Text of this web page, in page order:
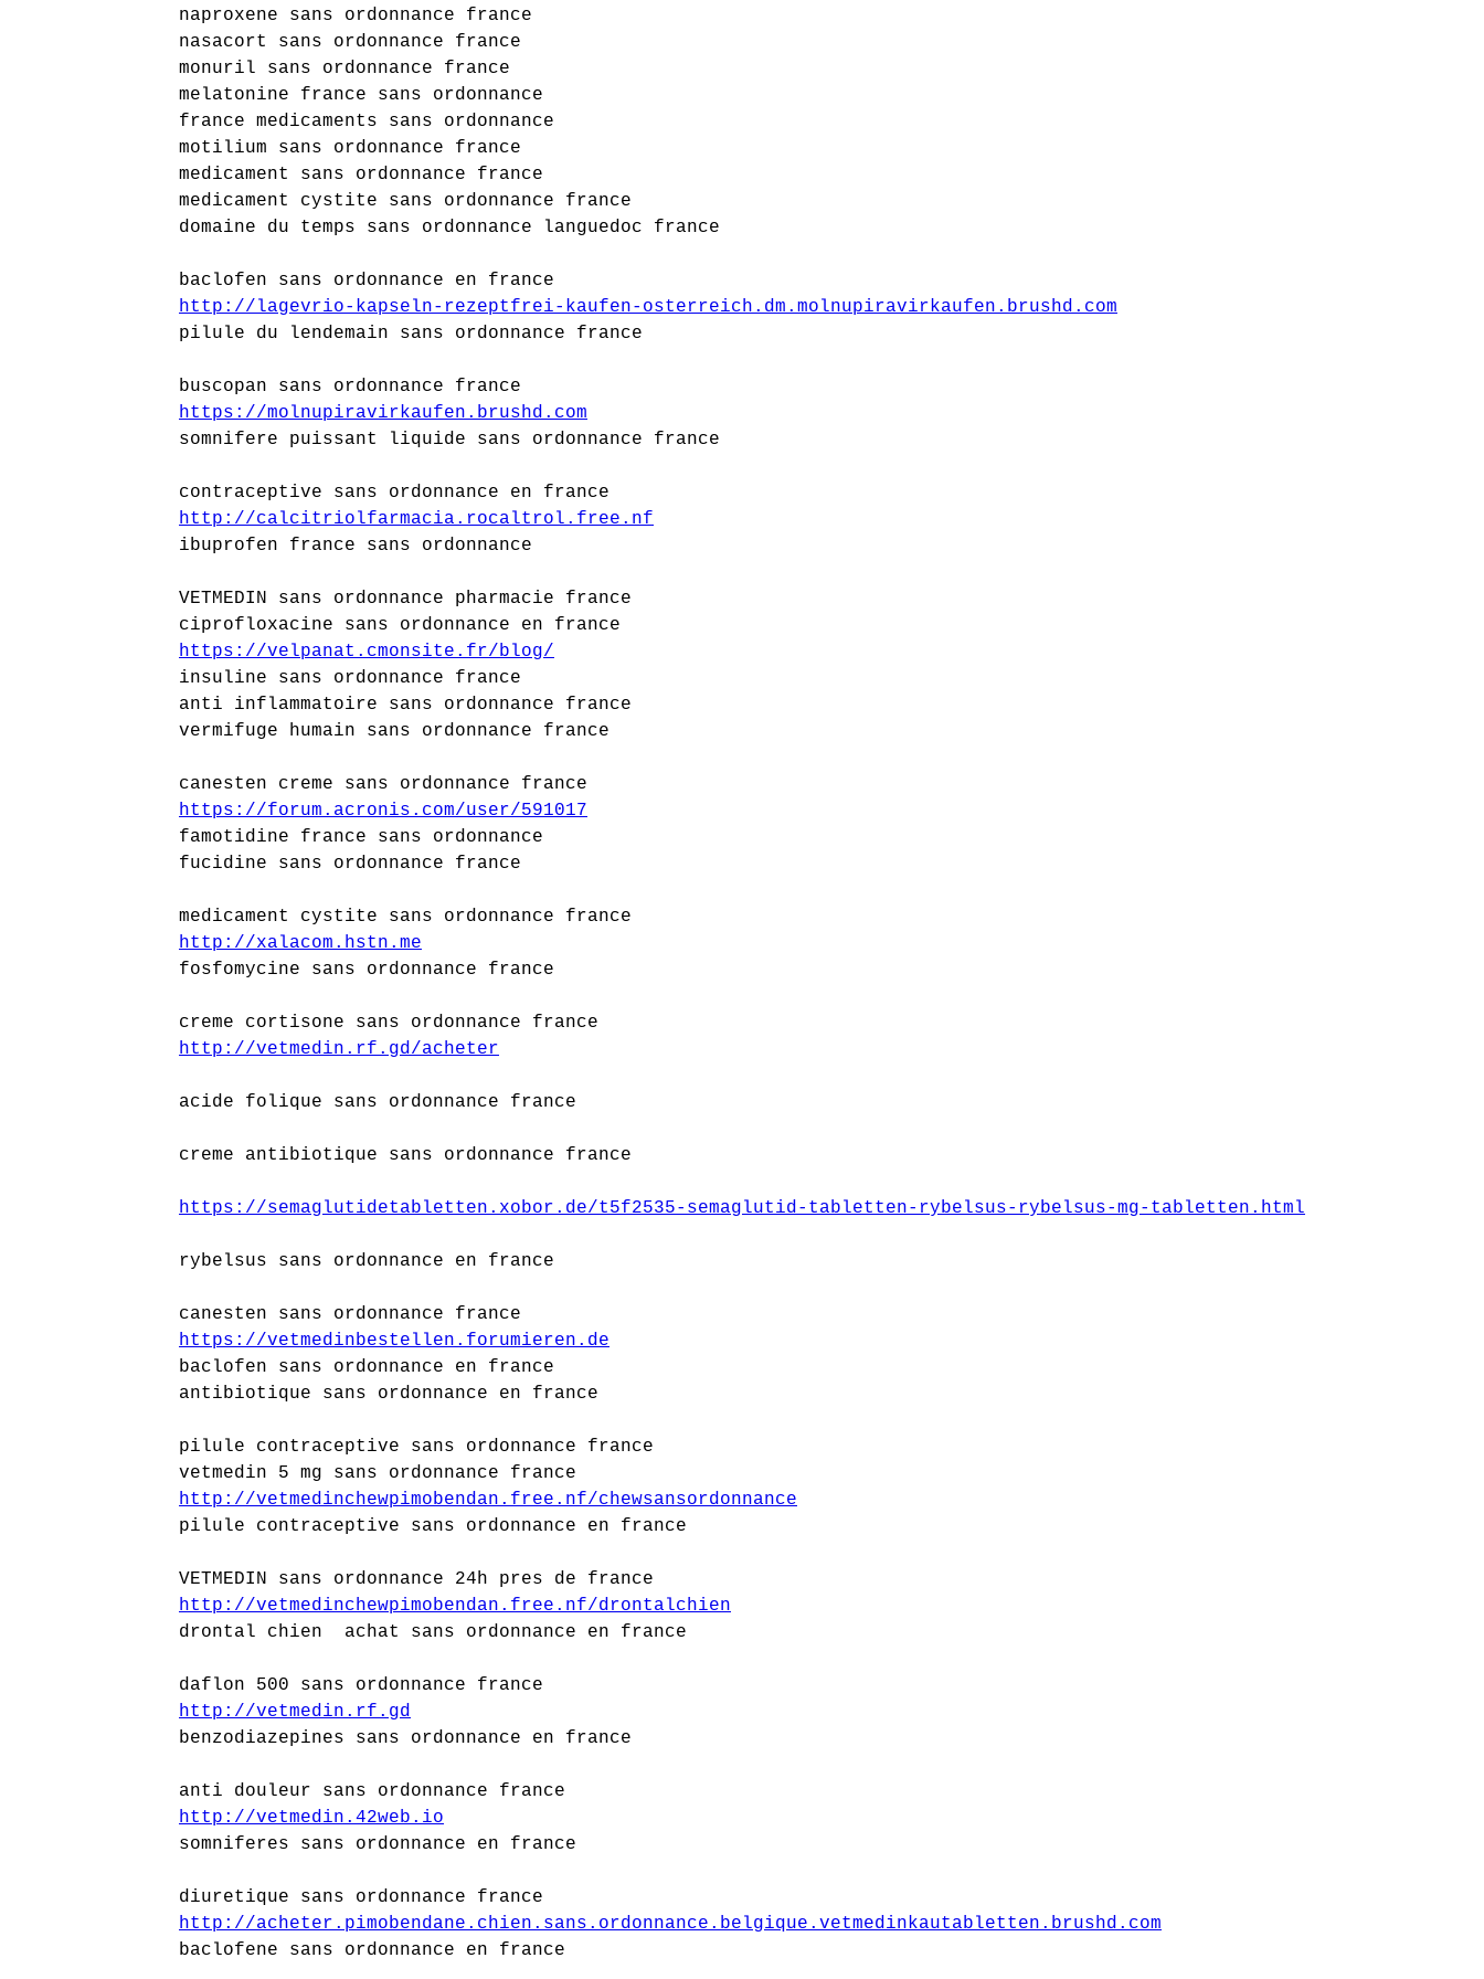
naproxene sans ordonnance france
nasacort sans ordonnance france
monuril sans ordonnance france
melatonine france sans ordonnance
france medicaments sans ordonnance
motilium sans ordonnance france
medicament sans ordonnance france
medicament cystite sans ordonnance france
domaine du temps sans ordonnance languedoc france
baclofen sans ordonnance en france
http://lagevrio-kapseln-rezeptfrei-kaufen-osterreich.dm.molnupiravirkaufen.brushd.com
pilule du lendemain sans ordonnance france
buscopan sans ordonnance france
https://molnupiravirkaufen.brushd.com
somnifere puissant liquide sans ordonnance france
contraceptive sans ordonnance en france
http://calcitriolfarmacia.rocaltrol.free.nf
ibuprofen france sans ordonnance
VETMEDIN sans ordonnance pharmacie france
ciprofloxacine sans ordonnance en france
https://velpanat.cmonsite.fr/blog/
insuline sans ordonnance france
anti inflammatoire sans ordonnance france
vermifuge humain sans ordonnance france
canesten creme sans ordonnance france
https://forum.acronis.com/user/591017
famotidine france sans ordonnance
fucidine sans ordonnance france
medicament cystite sans ordonnance france
http://xalacom.hstn.me
fosfomycine sans ordonnance france
creme cortisone sans ordonnance france
http://vetmedin.rf.gd/acheter
acide folique sans ordonnance france
creme antibiotique sans ordonnance france
https://semaglutidetabletten.xobor.de/t5f2535-semaglutid-tabletten-rybelsus-rybelsus-mg-tabletten.html
rybelsus sans ordonnance en france
canesten sans ordonnance france
https://vetmedinbestellen.forumieren.de
baclofen sans ordonnance en france
antibiotique sans ordonnance en france
pilule contraceptive sans ordonnance france
vetmedin 5 mg sans ordonnance france
http://vetmedinchewpimobendan.free.nf/chewsansordonnance
pilule contraceptive sans ordonnance en france
VETMEDIN sans ordonnance 24h pres de france
http://vetmedinchewpimobendan.free.nf/drontalchien
drontal chien achat sans ordonnance en france
daflon 500 sans ordonnance france
http://vetmedin.rf.gd
benzodiazepines sans ordonnance en france
anti douleur sans ordonnance france
http://vetmedin.42web.io
somniferes sans ordonnance en france
diuretique sans ordonnance france
http://acheter.pimobendane.chien.sans.ordonnance.belgique.vetmedinkautabletten.brushd.com
baclofene sans ordonnance en france